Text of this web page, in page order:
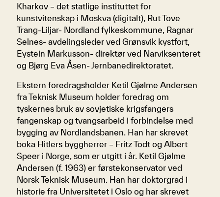
Kharkov – det statlige instituttet for
kunstvitenskap i Moskva (digitalt), Rut Tove
Trang-Liljar- Nordland fylkeskommune, Ragnar
Selnes- avdelingsleder ved Grønsvik kystfort,
Eystein Markusson- direktør ved Narviksenteret
og Bjørg Eva Åsen- Jernbanedirektoratet.
Ekstern foredragsholder Ketil Gjølme Andersen
fra Teknisk Museum holder foredrag om
tyskernes bruk av sovjetiske krigsfangers
fangenskap og tvangsarbeid i forbindelse med
bygging av Nordlandsbanen. Han har skrevet
boka Hitlers byggherrer – Fritz Todt og Albert
Speer i Norge, som er utgitt i år. Ketil Gjølme
Andersen (f. 1963) er førstekonservator ved
Norsk Teknisk Museum. Han har doktorgrad i
historie fra Universitetet i Oslo og har skrevet